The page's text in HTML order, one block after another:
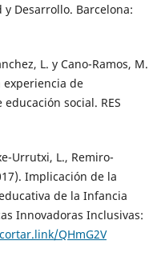
Desarrollo. Barcelona:
L. y Cano-Ramos, M.
experiencia de
social. RES
Urrutxi, L., Remiro-
Implicación de la
de la Infancia
Innovadoras Inclusivas:
QHmG2V